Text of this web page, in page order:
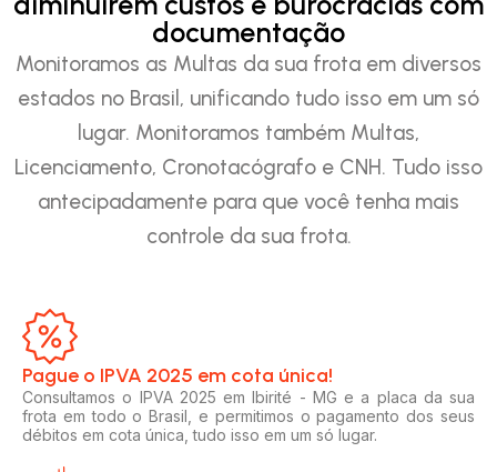
documentação
Monitoramos as Multas da sua frota em diversos
estados no Brasil, unificando tudo isso em um só
lugar. Monitoramos também Multas,
Licenciamento, Cronotacógrafo e CNH. Tudo isso
antecipadamente para que você tenha mais
controle da sua frota.
Pague o IPVA 2025 em cota única!​
Consultamos o IPVA 2025 em Ibirité - MG e a placa da sua
frota em todo o Brasil, e permitimos o pagamento dos seus
débitos em cota única, tudo isso em um só lugar.